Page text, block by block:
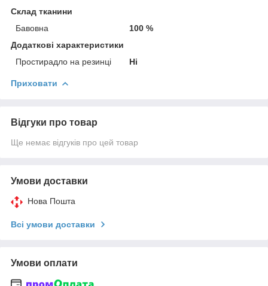
Склад тканини
Бавовна
100 %
Додаткові характеристики
Простирадло на резинці
Ні
Приховати
Відгуки про товар
Ще немає відгуків про цей товар
Умови доставки
Нова Пошта
Всі умови доставки
Умови оплати